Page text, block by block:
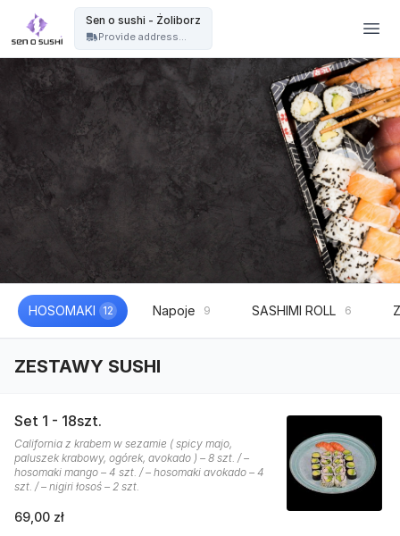
Sen o sushi - Żoliborz
Provide address...
HOSOMAKI 12 Napoje 9 SASHIMI ROLL 6
ZESTAWY SUSHI
Set 1 - 18szt.
California z krabem w sezamie ( spicy majo,
paluszek krabowy, ogórek, avokado ) – 8 szt. / –
hosomaki mango – 4 szt. / – hosomaki avokado – 4
szt. / – nigiri łosoś – 2 szt.
69,00 zł